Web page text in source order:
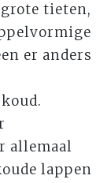
tieten,
er anders
allemaal
lappen